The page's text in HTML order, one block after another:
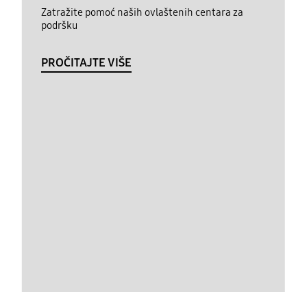
Zatražite pomoć naših ovlaštenih centara za
podršku
PROČITAJTE VIŠE